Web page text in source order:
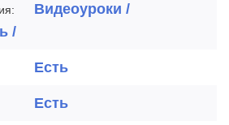
Видеоуроки /
/
Есть
Есть